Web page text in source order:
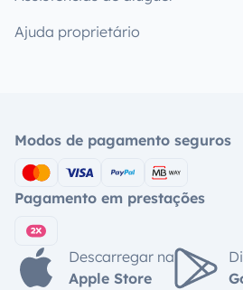
Ajuda proprietário
Modos de pagamento seguros
Pagamento em prestações
Descarregar na
Apple Store